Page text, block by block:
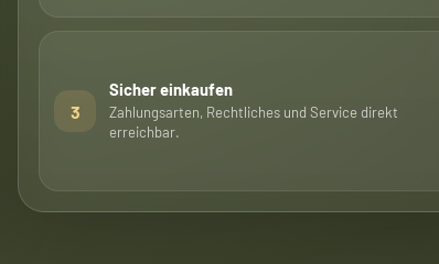
3
Sicher einkaufen
Zahlungsarten, Rechtliches und Service direkt
erreichbar.